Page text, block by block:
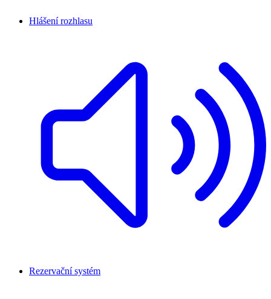
Hlášení rozhlasu
Rezervační systém